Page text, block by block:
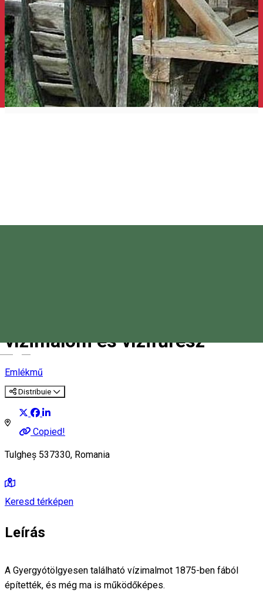
Magyar
vízimalom és vízifűrész
Emlékmű
Distribuie
Copied!
Tulgheș 537330, Romania
Keresd térképen
Leírás
A Gyergyótölgyesen található vízimalmot 1875-ben fából
építették, és még ma is működőképes.